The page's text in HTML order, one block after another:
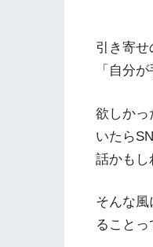
引き寄せ
「自分
欲しかっ
いたら
話かもし
そんな
ることっ